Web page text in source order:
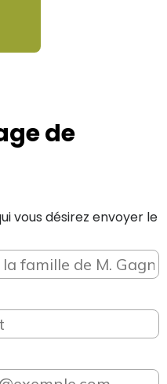
de
vous désirez envoyer le